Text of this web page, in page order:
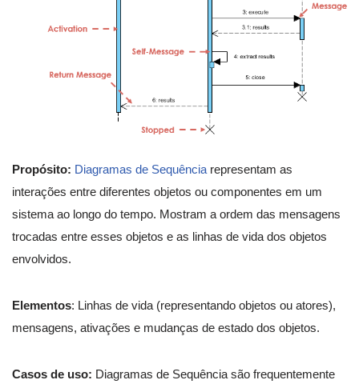
Propósito: Diagramas de Sequência representam as
interações entre diferentes objetos ou componentes em um
sistema ao longo do tempo. Mostram a ordem das mensagens
trocadas entre esses objetos e as linhas de vida dos objetos
envolvidos.
Elementos: Linhas de vida (representando objetos ou atores),
mensagens, ativações e mudanças de estado dos objetos.
Casos de uso: Diagramas de Sequência são frequentemente